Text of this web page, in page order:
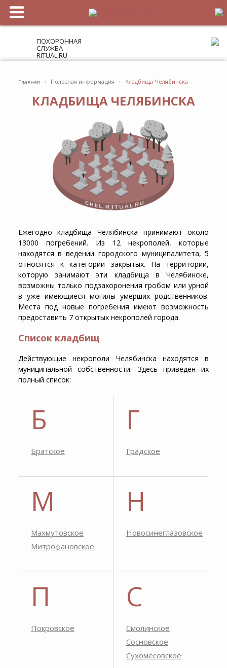
ПОХОРОННАЯ
СЛУЖБА
RITUAL.RU
Главная › Полезная информация › Кладбища Челябинска
КЛАДБИЩА ЧЕЛЯБИНСКА
Ежегоднокладбища Челябинска принимают около
13000 погребений. Из 12 некрополей, которые
находятся в ведении городского муниципалитета, 5
относятся к категории закрытых. На территории,
которую занимают эти кладбища в Челябинске,
возможны только подзахоронения гробом или урной
в уже имеющиеся могилы умерших родственников.
Места под новые погребения имеют возможность
предоставить 7 открытых некрополей города.
Список кладбищ
Действующие некрополи Челябинска находятся в
муниципальной собственности. Здесь приведён их
полный список:
Б
Братское
Г
Градское
М
Махмутовское
Митрофановское
Н
Новосинеглазовское
П
Покровское
С
Смолинское
Сосновское
Сухомесовское